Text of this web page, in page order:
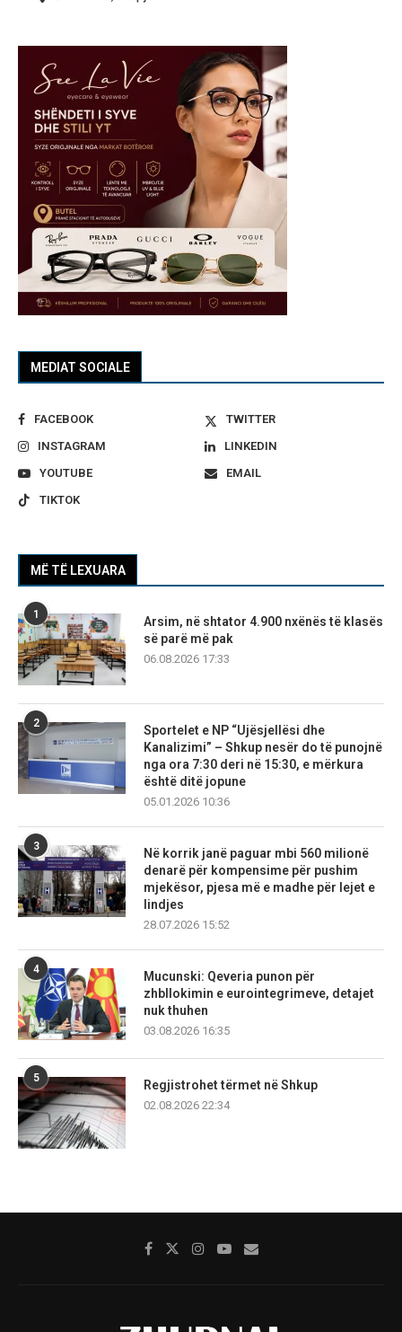
MEDIAT SOCIALE
FACEBOOK
TWITTER
INSTAGRAM
LINKEDIN
YOUTUBE
EMAIL
TIKTOK
MË TË LEXUARA
1
Arsim, në shtator 4.900 nxënës të klasës
së parë më pak
06.08.2026 17:33
2
Sportelet e NP “Ujësjellësi dhe
Kanalizimi” – Shkup nesër do të punojnë
nga ora 7:30 deri në 15:30, e mërkura
është ditë jopune
05.01.2026 10:36
3
Në korrik janë paguar mbi 560 milionë
denarë për kompensime për pushim
mjekësor, pjesa më e madhe për lejet e
lindjes
28.07.2026 15:52
4
Mucunski: Qeveria punon për
zhbllokimin e eurointegrimeve, detajet
nuk thuhen
03.08.2026 16:35
5
Regjistrohet tërmet në Shkup
02.08.2026 22:34